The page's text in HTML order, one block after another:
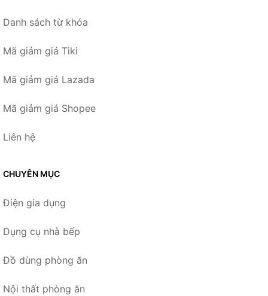
Danh sách từ khóa
Mã giảm giá Tiki
Mã giảm giá Lazada
Mã giảm giá Shopee
Liên hệ
CHUYÊN MỤC
Điện gia dụng
Dụng cụ nhà bếp
Đồ dùng phòng ăn
Nội thất phòng ăn